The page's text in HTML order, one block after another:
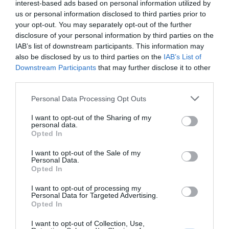
interest-based ads based on personal information utilized by
us or personal information disclosed to third parties prior to
your opt-out. You may separately opt-out of the further
disclosure of your personal information by third parties on the
IAB’s list of downstream participants. This information may
also be disclosed by us to third parties on the IAB’s List of
Downstream Participants that may further disclose it to other
Personal Data Processing Opt Outs
I want to opt-out of the Sharing of my
personal data.
Opted In
I want to opt-out of the Sale of my
Personal Data.
Opted In
I want to opt-out of processing my
Personal Data for Targeted Advertising.
Opted In
I want to opt-out of Collection, Use,
mantenir en el temps”. En el cas de Menzies,
l’empresa es va comprometre al novembre
regularitzar nòmines i abonar un deute amb la
plantilla, però més de mig any més tard “encara
no ha passat”. Pel que fa a Azul Handling, segueix
la política de Ryanair de “pensar que les lleis
d’aquí no li són aplicables” i d’aplicar una política
plantilla”.
El sindicalista ha denunciat que de cara al cap de
setmana les empreses estan aixecant els
treballar perquè estaven en rotació de descansos
“per engrandir la plantilla perquè els serveis
mínims resultants siguin superiors”. “Ara mateix